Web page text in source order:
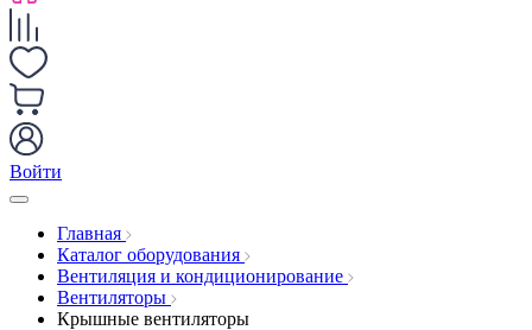
Войти
Главная
Каталог оборудования
Вентиляция и кондиционирование
Вентиляторы
Крышные вентиляторы